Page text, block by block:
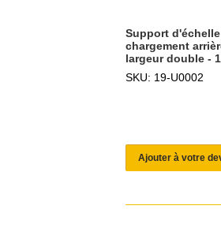
Support
chargement
largeur double -
SKU: 19-U0002
Ajouter à votre